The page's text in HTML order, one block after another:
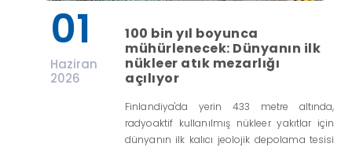
01
Haziran
2026
100 bin yıl boyunca
mühürlenecek: Dünyanın ilk
nükleer atık mezarlığı
açılıyor
Finlandiya'da yerin 433 metre altında,
radyoaktif kullanılmış nükleer yakıtlar için
dünyanın ilk kalıcı jeolojik depolama tesisi